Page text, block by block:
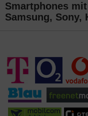
Smartphones
Samsung, Sony,